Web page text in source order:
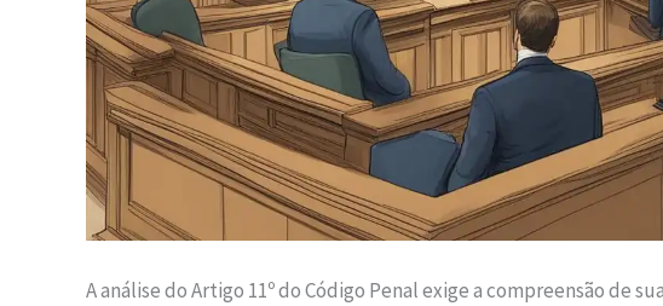
A análise do Artigo 11º do Código Penal exige a compreensão de